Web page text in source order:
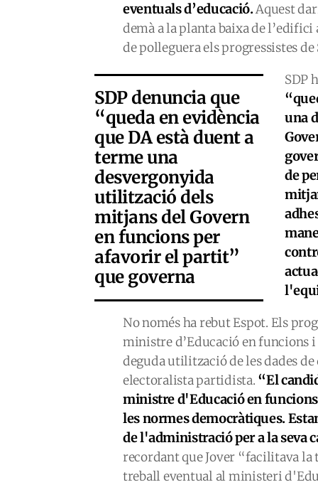
eventuals d’educació.Aquest
demà a la planta baixa de
de polleguera els progressistes
SDP denuncia que
“queda en evidència
que DA està duent a
terme una
desvergonyida
utilització dels
mitjans del Govern
en funcions per
afavorir el partit”
que governa
SDP
una
de
No només ha rebut Espot. Els
ministre d’Educació en funcions
deguda utilització de les dades
electoralista partidista. “El
ministre d'Educació en
les normes democràtiques.
de l'administració per a la seva
recordant que Jover “facilitava la
treball eventual al ministeri